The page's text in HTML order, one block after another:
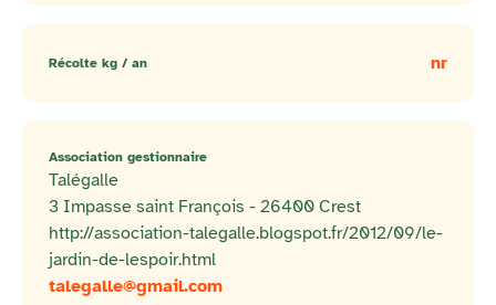
Récolte kg / an nr
Association gestionnaire
Talégalle
3 Impasse saint François - 26400 Crest
http://association-talegalle.blogspot.fr/2012/09/le-
jardin-de-lespoir.html
talegalle@gmail.com